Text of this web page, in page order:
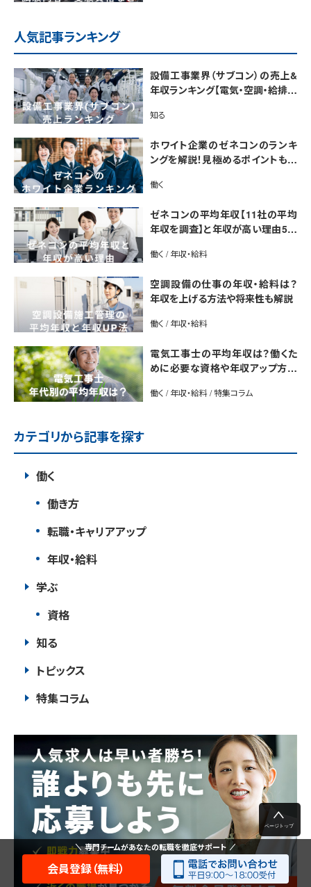
人気記事ランキング
設備工事業界（サブコン）の売上&
年収ランキング【電気・空調・給排水
市場規模も解説
知る
ホワイト企業のゼネコンのランキ
ングを解説！見極めるポイントも紹
働く
ゼネコンの平均年収【11社の平均
年収を調査】と年収が高い理由5選
働く / 年収・給料
空調設備の仕事の年収・給料は？
年収を上げる方法や将来性も解説
働く / 年収・給料
電気工事士の平均年収は？働くた
めに必要な資格や年収アップ方法
働く / 年収・給料 / 特集コラム
カテゴリから記事を探す
働く
働き方
転職・キャリアアップ
年収・給料
学ぶ
資格
知る
トピックス
特集コラム
専門チームがあなたの転職を徹底サポート
会員登録（無料）